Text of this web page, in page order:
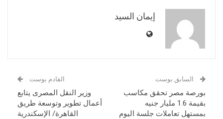
إيمان السيد
السابق بوست
بورصة مصر تحقق مكاسب
بقيمة 1.6 مليار جنيه
بمستهل تعاملات جلسة اليوم
القادم بوست
وزير النقل المصرى يتابع
أعمال تطوير وتوسعة طريق
القاهرة/ الإسكندرية